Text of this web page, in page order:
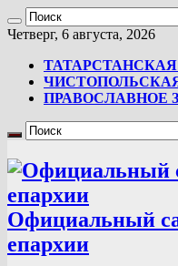
Четверг, 6 августа, 2026
ПРАВОСЛАВНОЕ
Официальный
епархии